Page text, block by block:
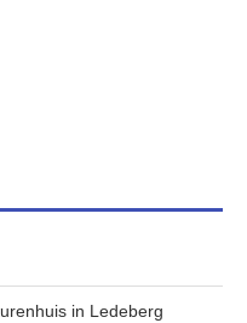
in Ledeberg